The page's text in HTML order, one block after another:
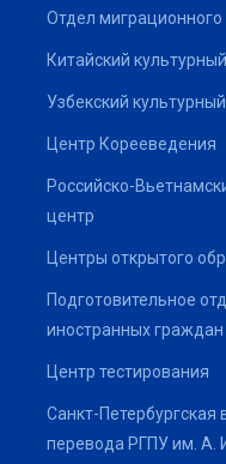
Отдел
Китайский
Узбекский
Центр Корееведения
Российско-
центр
Центры открытого
Подготовительное
иностранных
Центр тестирования
Санкт-
перевода РГПУ им. А.